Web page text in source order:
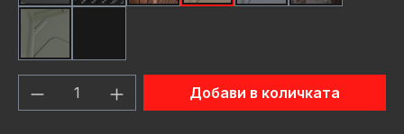
OD Green
Количество на продукта: Въведете
Добави в количката